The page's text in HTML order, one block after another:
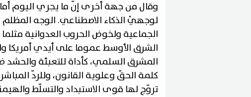
وقال من جهة أخرى إنّ ما يجري اليوم
لوجهيْ الذكاء الاصطناعي. الوجه المظلم
الجماعية ولخوض الحروب العدوانية
الشرق الأوسط عموما على أيدي أمريكا
المشرق السلمي، كأداة للتعبئة والحشد
كلمة الحقّ وعلوية القانون، وللردّ
تروّج لها قوى الاستبداد والتسلّط